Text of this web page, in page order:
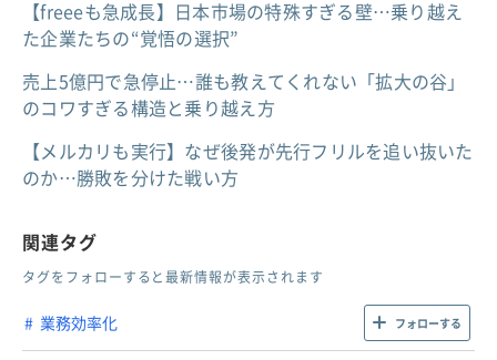
【freeeも急成長】日本市場の特殊すぎる壁…乗り越え
た企業たちの“覚悟の選択”
売上5億円で急停止…誰も教えてくれない「拡大の谷」
のコワすぎる構造と乗り越え方
【メルカリも実行】なぜ後発が先行フリルを追い抜いた
のか…勝敗を分けた戦い方
関連タグ
タグをフォローすると最新情報が表示されます
業務効率化 フォローする